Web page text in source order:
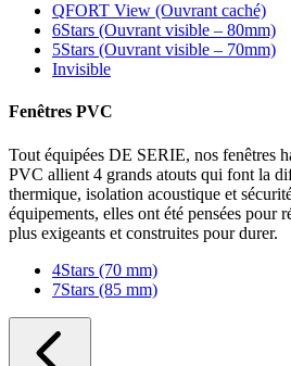
QFORT View (Ouvrant caché)
6Stars (Ouvrant visible – 80mm)
5Stars (Ouvrant visible – 70mm)
Invisible
Fenêtres PVC
Tout équipées DE SERIE, nos fenêtres
PVC allient 4 grands atouts qui font la
thermique, isolation acoustique et
équipements, elles ont été pensées pour
plus exigeants et construites pour durer.
4Stars (70 mm)
7Stars (85 mm)